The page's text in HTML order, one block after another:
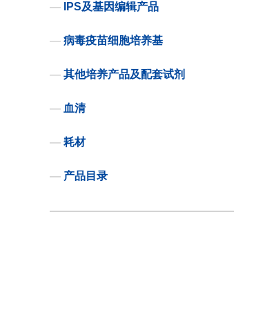
— IPS及基因编辑产品
— 病毒疫苗细胞培养基
— 其他培养产品及配套试剂
— 血清
— 耗材
— 产品目录